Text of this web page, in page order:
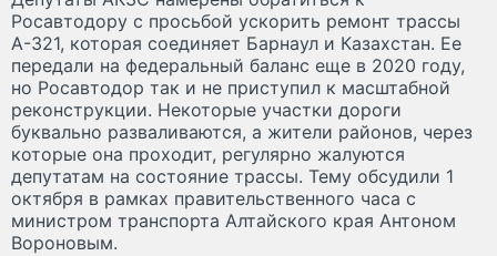
Росавтодору с просьбой ускорить ремонт трассы
А-321, которая соединяет Барнаул и Казахстан. Ее
передали на федеральный баланс еще в 2020 году,
но Росавтодор так и не приступил к масштабной
реконструкции. Некоторые участки дороги
буквально разваливаются, а жители районов, через
которые она проходит, регулярно жалуются
депутатам на состояние трассы. Тему обсудили 1
октября в рамках правительственного часа с
министром транспорта Алтайского края Антоном
Вороновым.